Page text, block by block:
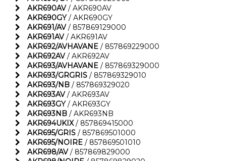
AKR690AV/ AKR690AV
AKR690GY/ AKR690GY
AKR691/AV/ 857869129000
AKR691AV/ AKR691AV
AKR692/AVHAVANE / 857869229000
AKR692AV/ AKR692AV
AKR693/AVHAVANE / 857869329000
AKR693/GRGRIS / 857869329010
AKR693/NB / 857869329020
AKR693AV/ AKR693AV
AKR693GY/ AKR693GY
AKR693NB / AKR693NB
AKR694UKIX/ 857869415000
AKR695/GRIS / 857869501000
AKR695/NOIRE / 857869501010
AKR698/AV/ 857869829000